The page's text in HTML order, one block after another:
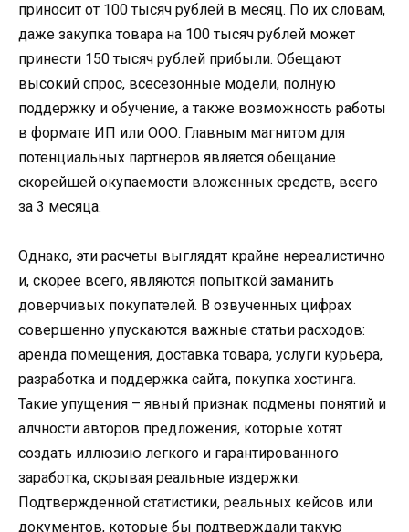
приносит от 100 тысяч рублей в месяц. По их словам,
даже закупка товара на 100 тысяч рублей может
принести 150 тысяч рублей прибыли. Обещают
высокий спрос, всесезонные модели, полную
поддержку и обучение, а также возможность работы
в формате ИП или ООО. Главным магнитом для
потенциальных партнеров является обещание
скорейшей окупаемости вложенных средств, всего
за 3 месяца.
Однако, эти расчеты выглядят крайне нереалистично
и, скорее всего, являются попыткой заманить
доверчивых покупателей. В озвученных цифрах
совершенно упускаются важные статьи расходов:
аренда помещения, доставка товара, услуги курьера,
разработка и поддержка сайта, покупка хостинга.
Такие упущения – явный признак подмены понятий и
алчности авторов предложения, которые хотят
создать иллюзию легкого и гарантированного
заработка, скрывая реальные издержки.
Подтвержденной статистики, реальных кейсов или
документов, которые бы подтверждали такую